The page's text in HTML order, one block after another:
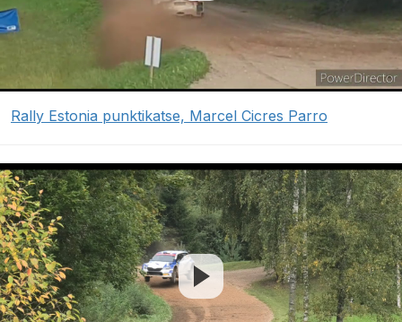
Rally Estonia punktikatse, Marcel Cicres Parro